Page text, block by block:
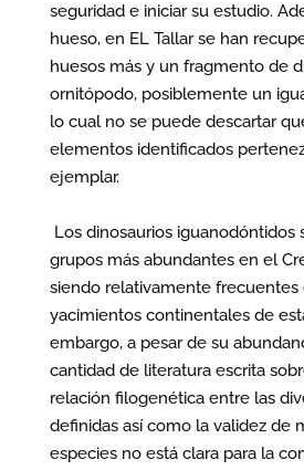
seguridad e iniciar su estudio.
hueso, en EL Tallar se han
huesos más y un fragmento de
ornitópodo, posiblemente un
lo cual no se puede descartar
elementos identificados
ejemplar.
Los dinosaurios iguanodóntidos
grupos más abundantes en el
siendo relativamente frecuentes
yacimientos continentales de
embargo, a pesar de su
cantidad de literatura escrita
relación filogenética entre las
definidas así como la validez de
especies no está clara para la